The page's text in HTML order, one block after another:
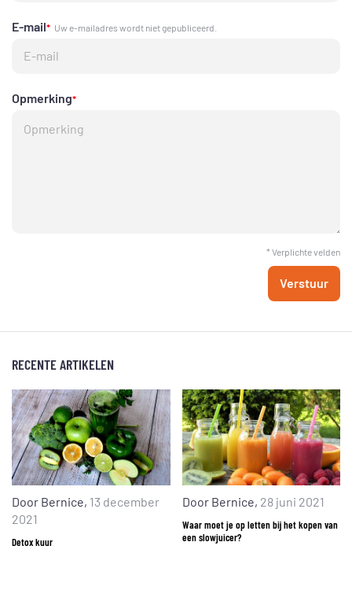
E-mail* Uw e-mailadres wordt niet gepubliceerd.
Opmerking*
* Verplichte velden
Verstuur
RECENTE ARTIKELEN
Door Bernice, 13 december
2021
Detox kuur
Door Bernice, 28 juni 2021
Waar moet je op letten bij het kopen van
een slowjuicer?